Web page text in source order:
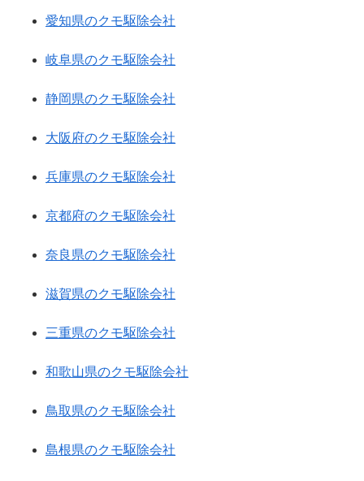
愛知県のクモ駆除会社
岐阜県のクモ駆除会社
静岡県のクモ駆除会社
大阪府のクモ駆除会社
兵庫県のクモ駆除会社
京都府のクモ駆除会社
奈良県のクモ駆除会社
滋賀県のクモ駆除会社
三重県のクモ駆除会社
和歌山県のクモ駆除会社
鳥取県のクモ駆除会社
島根県のクモ駆除会社